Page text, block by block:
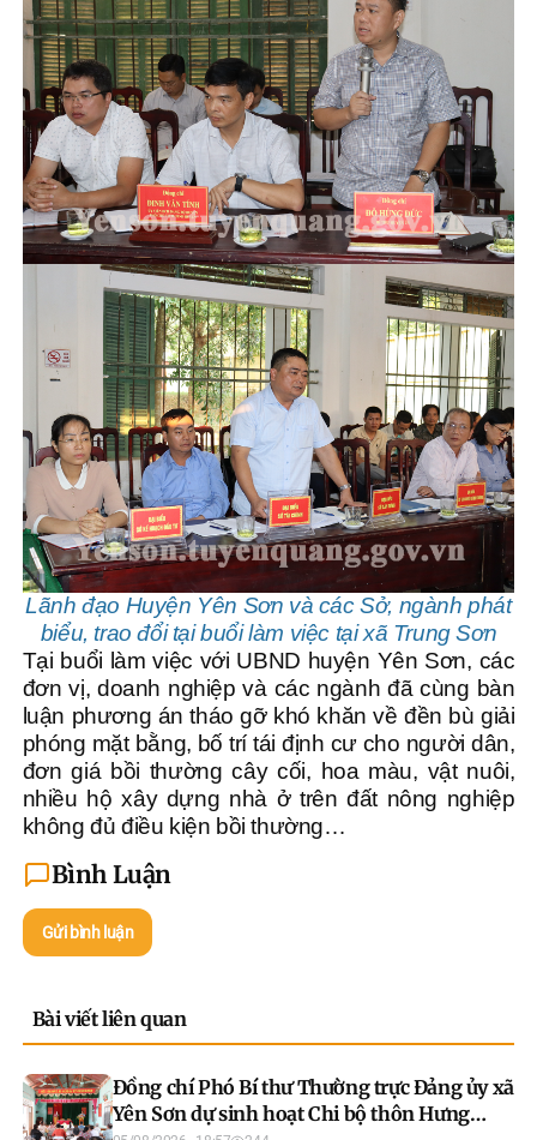
Lãnh đạo Huyện Yên Sơn và các Sở, ngành phát
biểu, trao đổi tại buổi làm việc tại xã Trung Sơn
Tại buổi làm việc với UBND huyện Yên Sơn, các
đơn vị, doanh nghiệp và các ngành đã cùng bàn
luận phương án tháo gỡ khó khăn về đền bù giải
phóng mặt bằng, bố trí tái định cư cho người dân,
đơn giá bồi thường cây cối, hoa màu, vật nuôi,
nhiều hộ xây dựng nhà ở trên đất nông nghiệp
không đủ điều kiện bồi thường…
Bình Luận
Gửi bình luận
Bài viết liên quan
Đồng chí Phó Bí thư Thường trực Đảng ủy xã
Yên Sơn dự sinh hoạt Chi bộ thôn Hưng